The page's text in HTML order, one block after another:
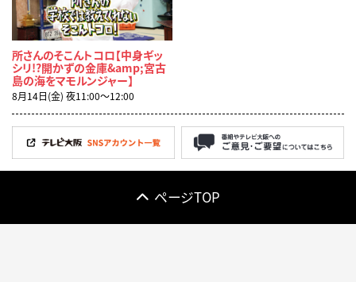
所さんのそこんトコロ【中身ギッ
シリ!?開かずの金庫&amp;宮古
島の海をマモルンジャー】
8月14日(金) 夜11:00〜12:00
ページTOP